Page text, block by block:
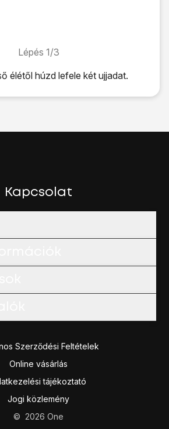
Lépés 1/3
élétől húzd lefele két ujjadat.
húzd lefele két ujjadat.
Kapcsolat
Szerződési Feltételek
Online vásárlás
tájékoztató
Jogi közlemény
© 2026 One